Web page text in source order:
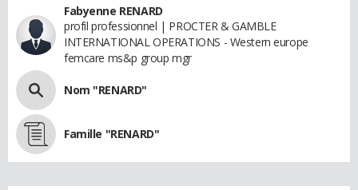
Fabyenne RENARD
profil professionnel | PROCTER & GAMBLE
INTERNATIONAL OPERATIONS - Western europe
femcare ms&p group mgr
Nom "RENARD"
Famille "RENARD"